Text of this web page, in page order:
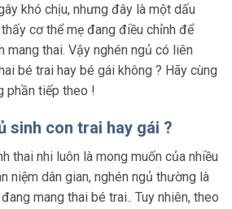
khó chịu, nhưng đây là một dấu
cơ thể mẹ đang điều chỉnh để
mang thai. Vậy nghén ngủ có liên
bé trai hay bé gái không ? Hãy cùng
phần tiếp theo !
sinh con trai hay gái ?
thai nhi luôn là mong muốn của nhiều
niệm dân gian, nghén ngủ thường là
mang thai bé trai.. Tuy nhiên, theo